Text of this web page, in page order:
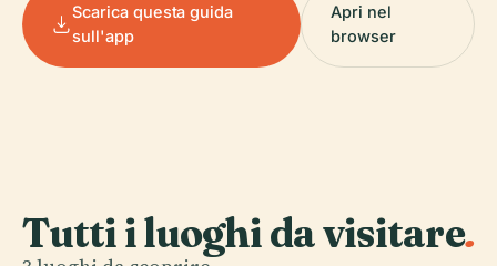
Scarica questa guida
sull'app
Apri nel
browser
Tutti i luoghi da visitare.